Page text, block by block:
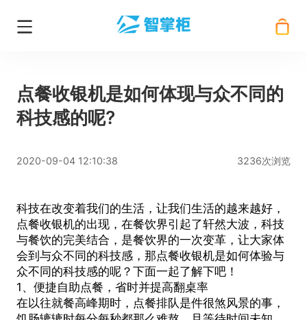
点餐收银机是如何体现与众不同的
科技感的呢?
2020-09-04 12:10:38 3236次浏览
科技在改变着我们的生活，让我们生活的越来越好，
点餐收银机的出现，在餐饮界引起了轩然大波，科技
与餐饮的完美结合，是餐饮界的一次变革，让大家体
会到与众不同的科技感，那点餐收银机是如何体验与
众不同的科技感的呢？下面一起了解下吧！
1、便捷自助点餐，省时并提高翻桌率
在以往就餐高峰期时，点餐排队是件很煞风景的事，